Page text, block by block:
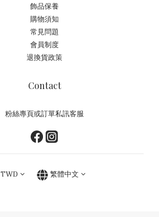
飾品保養
購物須知
常見問題
會員制度
退換貨政策
Contact
粉絲專頁或訂單私訊客服
TWD 繁體中文